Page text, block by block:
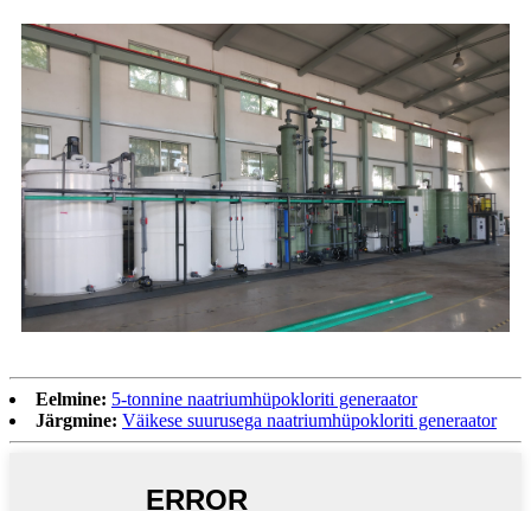
Eelmine: 5-tonnine naatriumhüpokloriti generaator
Järgmine: Väikese suurusega naatriumhüpokloriti generaator